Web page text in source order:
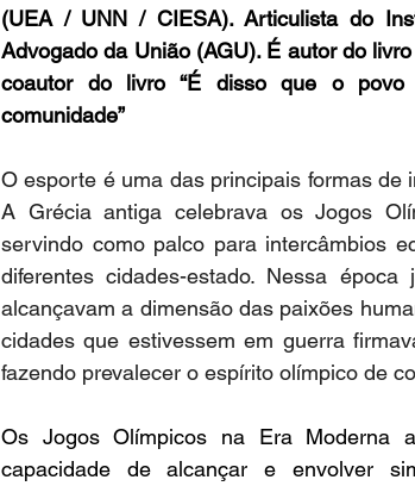
(UEA / UNN / CIESA). Articulista do
Advogado da União (AGU). É autor do
coautor do livro “É disso que o
comunidade”
O esporte é uma das principais formas de
A Grécia antiga celebrava os Jogos
servindo como palco para intercâmbios
diferentes cidades-estado. Nessa
alcançavam a dimensão das paixões
cidades que estivessem em guerra
fazendo prevalecer o espírito olímpico de
Os Jogos Olímpicos na Era Moderna
capacidade de alcançar e envolver